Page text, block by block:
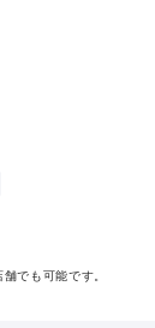
でも可能です。